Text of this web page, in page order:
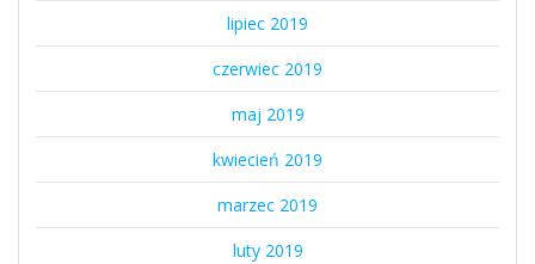
lipiec 2019
czerwiec 2019
maj 2019
kwiecień 2019
marzec 2019
luty 2019